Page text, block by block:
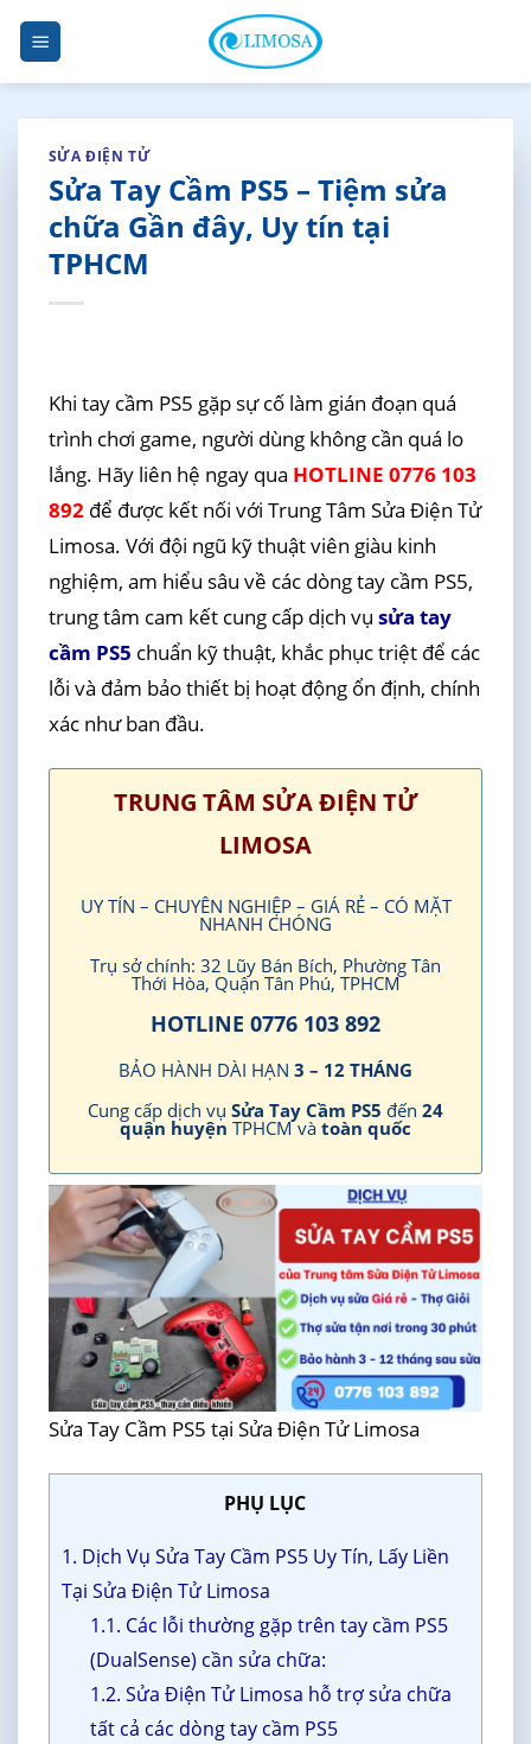
Skip
content
SỬA ĐIỆN TỬ
Sửa Tay Cầm PS5 – Tiệm sửa
chữa Gần đây, Uy tín tại
TPHCM
Khi tay cầm PS5 gặp sự cố làm gián đoạn quá
trình chơi game, người dùng không cần quá lo
lắng. Hãy liên hệ ngay qua HOTLINE 0776 103
892để được kết nối với Trung Tâm Sửa Điện Tử
Limosa. Với đội ngũ kỹ thuật viên giàu kinh
nghiệm, am hiểu sâu về các dòng tay cầm PS5,
trung tâm cam kết cung cấp dịch vụ sửa tay
cầm PS5 chuẩn kỹ thuật, khắc phục triệt để các
lỗi và đảm bảo thiết bị hoạt động ổn định, chính
xác như ban đầu.
TRUNG TÂM SỬA ĐIỆN TỬ
LIMOSA
UY TÍN – CHUYÊN NGHIỆP – GIÁ RẺ – CÓ MẶT
NHANH CHÓNG
Trụ sở chính: 32 Lũy Bán Bích, Phường Tân
Thới Hòa, Quận Tân Phú, TPHCM
HOTLINE 0776 103 892
BẢO HÀNH DÀI HẠN 3 – 12 THÁNG
Cung cấp dịch vụ Sửa Tay Cầm PS5 đến 24
quận huyện TPHCM và toàn quốc
Sửa Tay Cầm PS5 tại Sửa Điện Tử Limosa
PHỤ LỤC
1. Dịch Vụ Sửa Tay Cầm PS5 Uy Tín, Lấy Liền
Tại Sửa Điện Tử Limosa
1.1. Các lỗi thường gặp trên tay cầm PS5
(DualSense) cần sửa chữa:
1.2. Sửa Điện Tử Limosa hỗ trợ sửa chữa
tất cả các dòng tay cầm PS5